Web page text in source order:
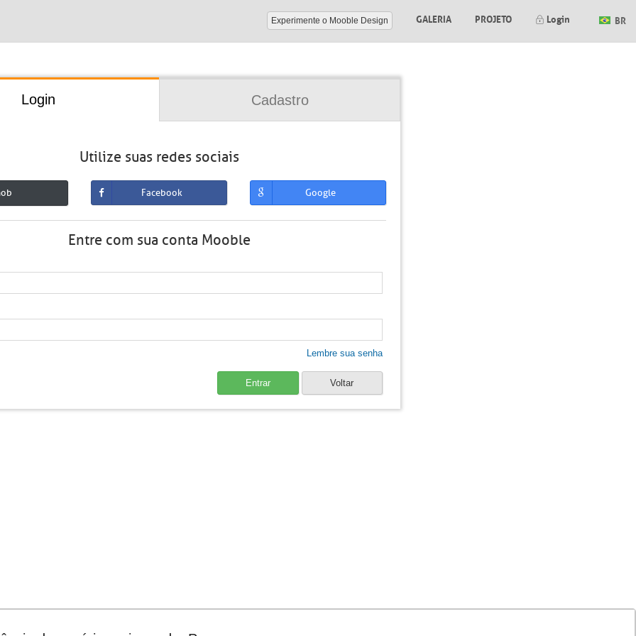
Experimente o Mooble Design GALERIA PROJETO Login BR
Login Cadastro
Utilize suas redes sociais
Facebook Google
Entre com sua conta Mooble
Lembre sua senha
Entrar Voltar